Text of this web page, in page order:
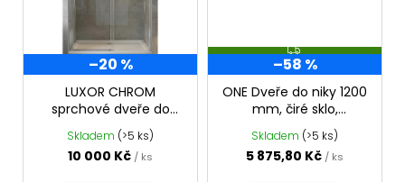
–20 %
LUXOR CHROM
sprchové dveře do
niky, 1400 mm, čiré
sklo, GU1214CH
Skladem (>5 ks)
10 000 Kč / ks
Z
D
A
R
M
A
–58 %
ONE Dveře do niky 1200
mm, čiré sklo,
GO4412D
Skladem (>5 ks)
5 875,80 Kč / ks